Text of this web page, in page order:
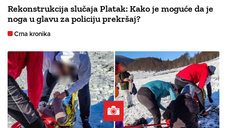
Rekonstrukcija slučaja Platak: Kako je moguće da je
noga u glavu za policiju prekršaj?
Crna kronika